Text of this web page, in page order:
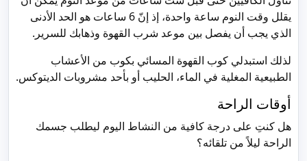
يقلل وقت النوم ساعة واحدة، إذ إنّ 6 ساعات هو الحد الأدنى
الذي يجب أن يفصل بين موعد شرب القهوة وذهابك للسرير.
لذلك استبدلي كوب القهوة المسائي بكوب من الأعشاب
الطبيعية المغلية في الماء، الحليب أو بأحد مشروبات الديتوكس.
أوقات الراحة
هل كنتِ على درجة كافية من النشاط اليوم ليطلب جسمك
الراحة ليلاً من تلقائه؟